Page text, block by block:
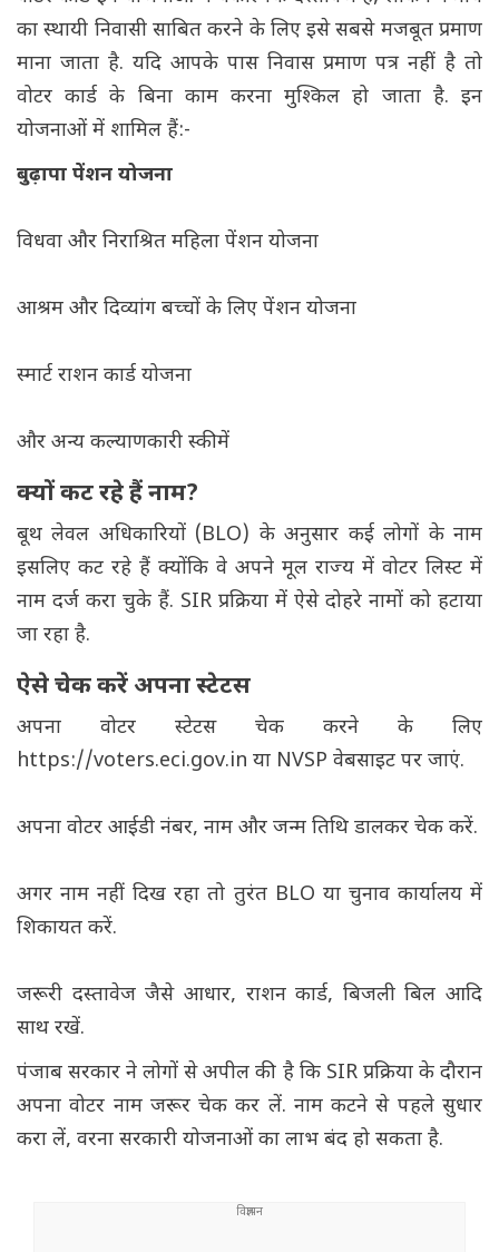
का स्थायी निवासी साबित करने के लिए इसे सबसे मजबूत प्रमाण
माना जाता है. यदि आपके पास निवास प्रमाण पत्र नहीं है तो
वोटर कार्ड के बिना काम करना मुश्किल हो जाता है. इन
योजनाओं में शामिल हैं:-
बुढ़ापा पेंशन योजना
विधवा और निराश्रित महिला पेंशन योजना
आश्रम और दिव्यांग बच्चों के लिए पेंशन योजना
स्मार्ट राशन कार्ड योजना
और अन्य कल्याणकारी स्कीमें
क्यों कट रहे हैं नाम?
बूथ लेवल अधिकारियों (BLO) के अनुसार कई लोगों के नाम
इसलिए कट रहे हैं क्योंकि वे अपने मूल राज्य में वोटर लिस्ट में
नाम दर्ज करा चुके हैं. SIR प्रक्रिया में ऐसे दोहरे नामों को हटाया
जा रहा है.
ऐसे चेक करें अपना स्टेटस
अपना वोटर स्टेटस चेक करने के लिए
https://voters.eci.gov.in या NVSP वेबसाइट पर जाएं.
अपना वोटर आईडी नंबर, नाम और जन्म तिथि डालकर चेक करें.
अगर नाम नहीं दिख रहा तो तुरंत BLO या चुनाव कार्यालय में
शिकायत करें.
जरूरी दस्तावेज जैसे आधार, राशन कार्ड, बिजली बिल आदि
साथ रखें.
पंजाब सरकार ने लोगों से अपील की है कि SIR प्रक्रिया के दौरान
अपना वोटर नाम जरूर चेक कर लें. नाम कटने से पहले सुधार
करा लें, वरना सरकारी योजनाओं का लाभ बंद हो सकता है.